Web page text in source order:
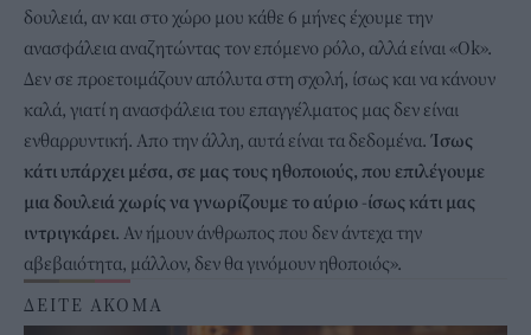
δουλειά, αν και στο χώρο μου κάθε 6 μήνες έχουμε την
ανασφάλεια αναζητώντας τον επόμενο ρόλο, αλλά είναι «Ok».
Δεν σε προετοιμάζουν απόλυτα στη σχολή, ίσως και να κάνουν
καλά, γιατί η ανασφάλεια του επαγγέλματος μας δεν είναι
ενθαρρυντική. Απο την άλλη, αυτά είναι τα δεδομένα. Ίσως
κάτι υπάρχει μέσα, σε μας τους ηθοποιούς, που επιλέγουμε
μια δουλειά χωρίς να γνωρίζουμε το αύριο -ίσως κάτι μας
ιντριγκάρει. Αν ήμουν άνθρωπος που δεν άντεχα την
αβεβαιότητα, μάλλον, δεν θα γινόμουν ηθοποιός».
ΔΕΙΤΕ ΑΚΟΜΑ